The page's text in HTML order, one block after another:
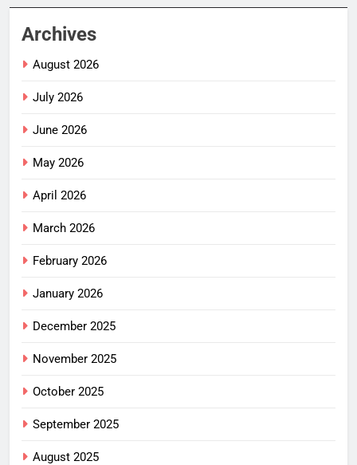
Archives
August 2026
July 2026
June 2026
May 2026
April 2026
March 2026
February 2026
January 2026
December 2025
November 2025
October 2025
September 2025
August 2025